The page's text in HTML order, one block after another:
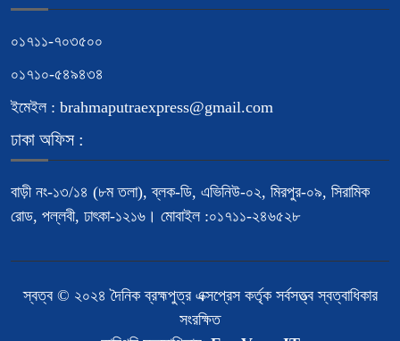
০১৭১১-৭০৩৫০০
০১৭১০-৫৪৯৪৩৪
ইমেইল : brahmaputraexpress@gmail.com
ঢাকা অফিস :
বাড়ী নং-১৩/১৪ (৮ম তলা), ব্লক-ডি, এভিনিউ-০২, মিরপুর-০৯, সিরামিক
রোড, পল্লবী, ঢাৎকা-১২১৬। মোবাইল :০১৭১১-২৪৬৫২৮
স্বত্ব © ২০২৪ দৈনিক ব্রহ্মপুত্র এক্সপ্রেস কর্তৃক সর্বসত্ত্ব স্বত্বাধিকার
সংরক্ষিত